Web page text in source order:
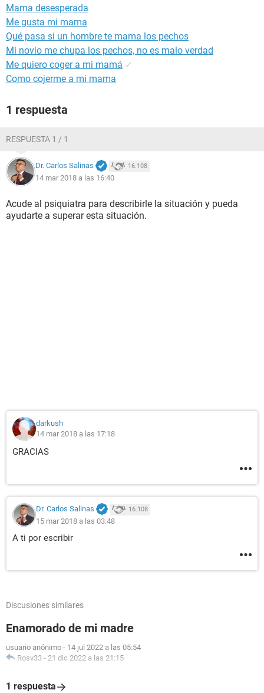
Mama desesperada
Me gusta mi mama
Qué pasa si un hombre te mama los pechos
Mi novio me chupa los pechos, no es malo verdad
Me quiero coger a mi mamá ✓
Como cojerme a mi mama
1 respuesta
RESPUESTA 1 / 1
Dr. Carlos Salinas 16.108
14 mar 2018 a las 16:40
Acude al psiquiatra para describirle la situación y pueda
ayudarte a superar esta situación.
darkush
14 mar 2018 a las 17:18
GRACIAS
Dr. Carlos Salinas 16.108
15 mar 2018 a las 03:48
A ti por escribir
Discusiones similares
Enamorado de mi madre
usuario anónimo - 14 jul 2022 a las 05:54
Rosv33 - 21 dic 2022 a las 21:15
1 respuesta